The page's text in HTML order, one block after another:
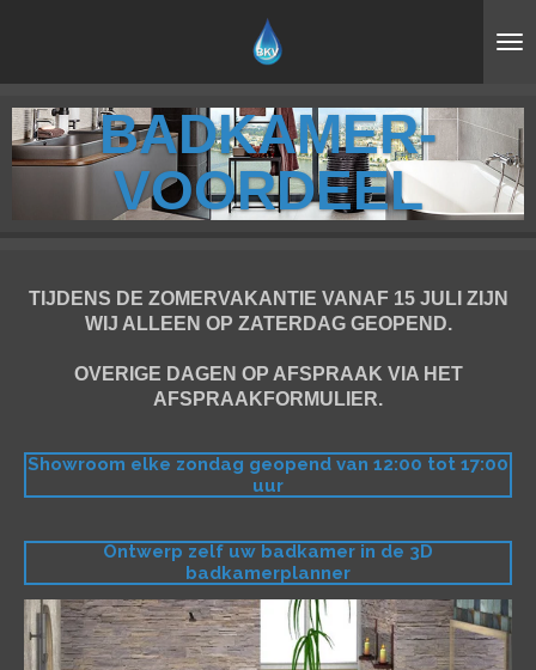
hoofdinhoud BADKAMER-
VOORDEEL
TIJDENS DE ZOMERVAKANTIE VANAF 15 JULI ZIJN
WIJ ALLEEN OP ZATERDAG GEOPEND.
OVERIGE DAGEN OP AFSPRAAK VIA HET
AFSPRAAKFORMULIER.
Showroom elke zondag geopend van 12:00 tot 17:00
uur
Ontwerp zelf uw badkamer in de 3D
badkamerplanner